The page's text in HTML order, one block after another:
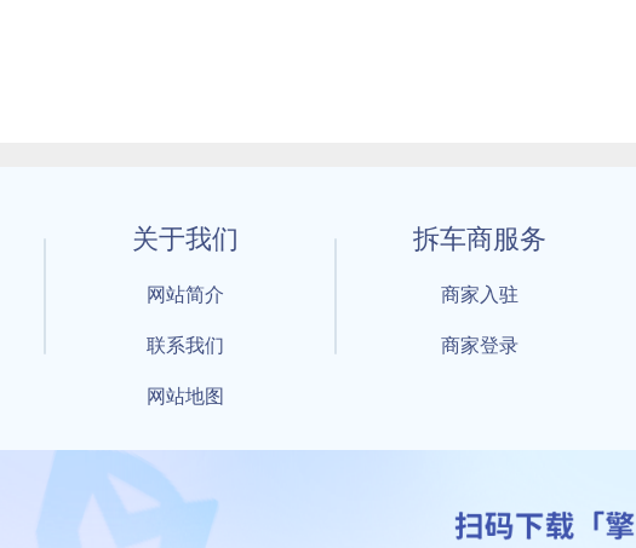
关于我们
网站简介
联系我们
网站地图
拆车商服务
商家入驻
商家登录
© 2021 By 擎天拆车-买卖拆车件，擎天拆车好省快 All Rights Reserved
工信部备案号：鲁ICP备18021004号-17 公安部备案号： 鲁公网安备